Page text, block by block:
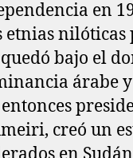
en
bajo el
árabe
creó un